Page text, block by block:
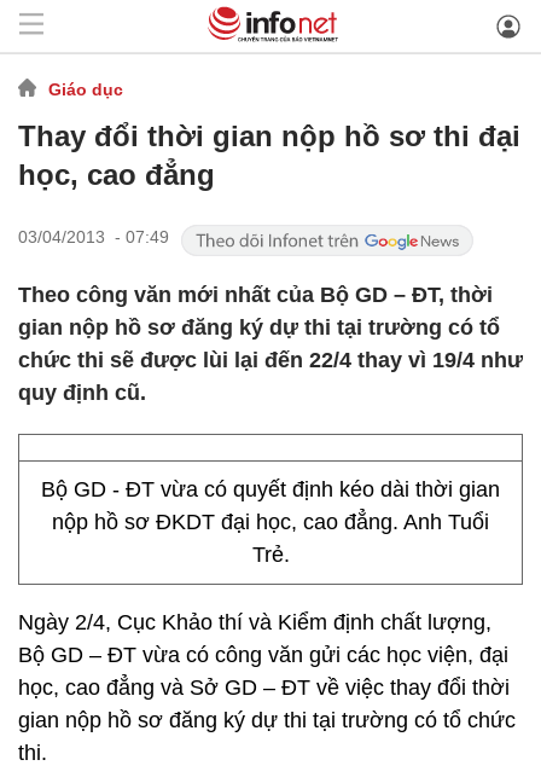
Giáo dục
Thay đổi thời gian nộp hồ sơ thi đại
học, cao đẳng
03/04/2013 - 07:49
Theo công văn mới nhất của Bộ GD – ĐT, thời
gian nộp hồ sơ đăng ký dự thi tại trường có tổ
chức thi sẽ được lùi lại đến 22/4 thay vì 19/4 như
quy định cũ.
Bộ GD - ĐT vừa có quyết định kéo dài thời gian
nộp hồ sơ ĐKDT đại học, cao đẳng. Anh Tuổi
Trẻ.
Ngày 2/4, Cục Khảo thí và Kiểm định chất lượng,
Bộ GD – ĐT vừa có công văn gửi các học viện, đại
học, cao đẳng và Sở GD – ĐT về việc thay đổi thời
gian nộp hồ sơ đăng ký dự thi tại trường có tổ chức
thi.